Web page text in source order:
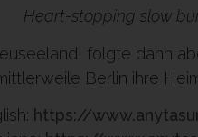
Heart-stopping slow
folgte dann
Berlin ihre
https://